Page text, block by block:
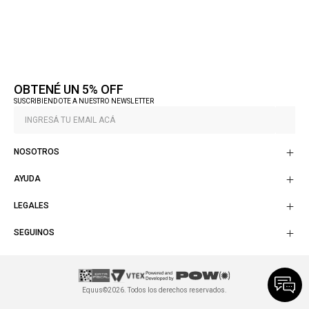
OBTENÉ UN 5% OFF
SUSCRIBIENDOTE A NUESTRO NEWSLETTER
NOSOTROS
AYUDA
LEGALES
SEGUINOS
Equus©2026. Todos los derechos reservados.